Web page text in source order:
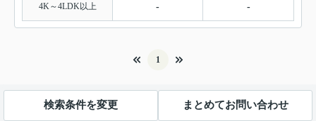
4K～4LDK以上 - -
1
検索条件を変更 まとめてお問い合わせ